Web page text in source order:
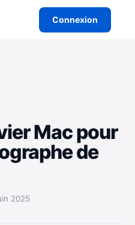
Connexion
Mac pour
de
2025